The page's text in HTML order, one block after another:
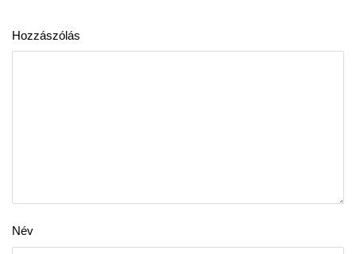
Hozzászólás
Név